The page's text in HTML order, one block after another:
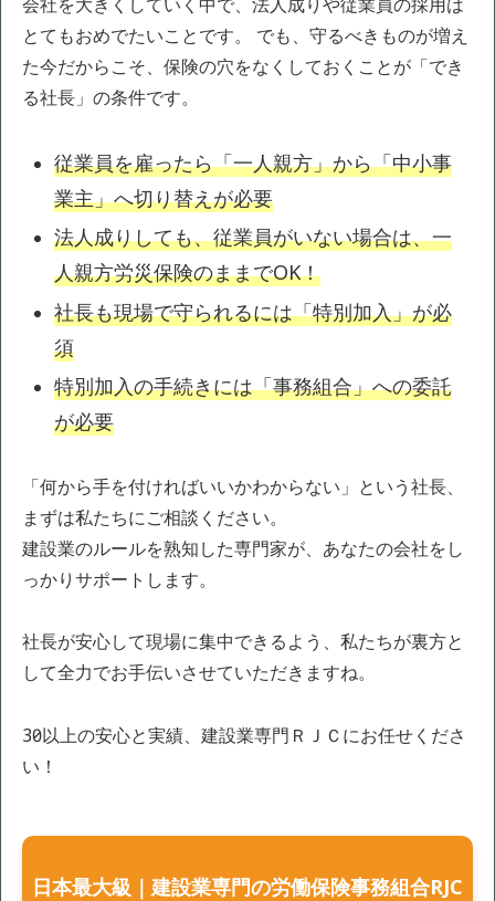
会社を大きくしていく中で、法人成りや従業員の採用は
とてもおめでたいことです。 でも、守るべきものが増え
た今だからこそ、保険の穴をなくしておくことが「でき
る社長」の条件です。
従業員を雇ったら「一人親方」から「中小事
業主」へ切り替えが必要
法人成りしても、従業員がいない場合は、一
人親方労災保険のままでOK！
社長も現場で守られるには「特別加入」が必
須
特別加入の手続きには「事務組合」への委託
が必要
「何から手を付ければいいかわからない」という社長、
まずは私たちにご相談ください。
建設業のルールを熟知した専門家が、あなたの会社をし
っかりサポートします。
社長が安心して現場に集中できるよう、私たちが裏方と
して全力でお手伝いさせていただきますね。
30年以上の安心と実績、建設業専門ＲＪＣにお任せくださ
い！
日本最大級｜建設業専門の労働保険事務組合RJC